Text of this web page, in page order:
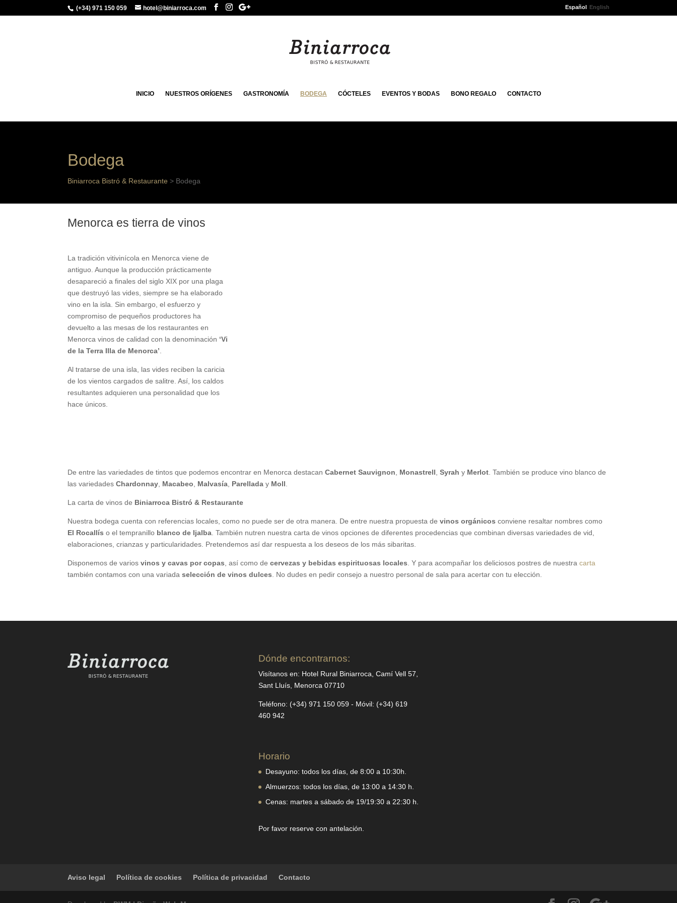
(+34) 971 150 059 hotel@biniarroca.com Español English
INICIO NUESTROS ORÍGENES GASTRONOMÍA BODEGA CÓCTELES EVENTOS Y BODAS BONO REGALO CONTACTO
Biniarroca Bistró & Restaurante > Bodega
Bodega
Menorca es tierra de vinos
La tradición vitivinícola en Menorca viene de
antiguo. Aunque la producción prácticamente
desapareció a finales del siglo XIX por una plaga
que destruyó las vides, siempre se ha elaborado
vino en la isla. Sin embargo, el esfuerzo y
compromiso de pequeños productores ha
devuelto a las mesas de los restaurantes en
Menorca vinos de calidad con la denominación ‘Vi
de la Terra Illa de Menorca’
Al tratarse de una isla, las vides reciben la caricia
de los vientos cargados de salitre. Así, los caldos
resultantes adquieren una personalidad que los
hace únicos.
De entre las variedades de tintos que podemos encontrar en Menorca destacanCabernet Sauvignon Monastrell ,Syrah y Merlot . También se produce vino blanco de
las variedadesChardonnay Macabeo Malvasía Parellada y Moll
La carta de vinos de Biniarroca Bistró & Restaurante
Nuestra bodega cuenta con referencias locales, como no puede ser de otra manera. De entre nuestra propuesta devinos orgánicos conviene resaltar nombres como
El Rocallís o el tempranillo blanco de Ijalba . También nutren nuestra carta de vinos opciones de diferentes procedencias que combinan diversas variedades de vid,
elaboraciones, crianzas y particularidades. Pretendemos así dar respuesta a los deseos de los más sibaritas.
Disponemos de variosvinos y cavas por copas , así como de cervezas y bebidas espirituosas locales . Y para acompañar los deliciosos postres de nuestracarta
también contamos con una variadaselección de vinos dulces . No dudes en pedir consejo a nuestro personal de sala para acertar con tu elección.
Dónde encontrarnos:
Visítanos en: Hotel Rural Biniarroca, Camí Vell 57,
Sant Lluís, Menorca 07710
Teléfono: (+34) 971 150 059 - Móvil: (+34) 619
460 942
Horario
Desayuno: todos los días, de 8:00 a 10:30h.
Almuerzos: todos los días, de 13:00 a 14:30 h.
Cenas: martes a sábado de 19/19:30 a 22:30 h.
Por favor reserve con antelación.
Aviso legal Política de cookies Política de privacidad Contacto